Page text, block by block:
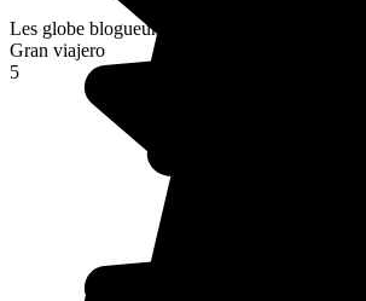
Les globe blogueurs
Gran viajero
5